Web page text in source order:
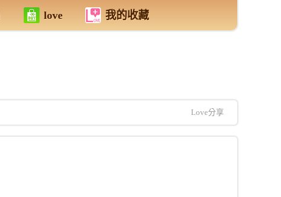
love 我的收藏
Love分享